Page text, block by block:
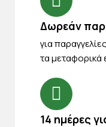
Δωρεάν
για
τα μεταφορικά
14 ημέρες